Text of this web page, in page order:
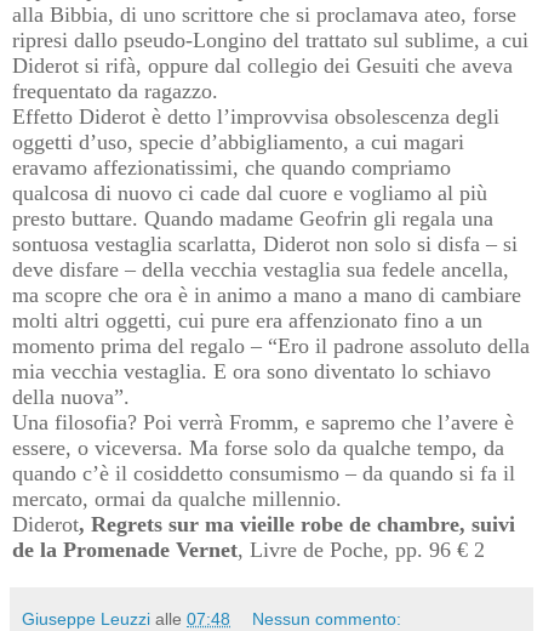
alla Bibbia, di uno scrittore che si proclamava ateo, forse
ripresi dallo pseudo-Longino del trattato sul sublime, a cui
Diderot si rifà, oppure dal collegio dei Gesuiti che aveva
frequentato da ragazzo.
Effetto Diderot è detto l’improvvisa obsolescenza degli
oggetti d’uso, specie d’abbigliamento, a cui magari
eravamo affezionatissimi, che quando compriamo
qualcosa di nuovo ci cade dal cuore e vogliamo al più
presto buttare. Quando madame Geofrin gli regala una
sontuosa vestaglia scarlatta, Diderot non solo si disfa – si
deve disfare – della vecchia vestaglia sua fedele ancella,
ma scopre che ora è in animo a mano a mano di cambiare
molti altri oggetti, cui pure era affenzionato fino a un
momento prima del regalo – “Ero il padrone assoluto della
mia vecchia vestaglia. E ora sono diventato lo schiavo
della nuova”.
Una filosofia? Poi verrà Fromm, e sapremo che l’avere è
essere, o viceversa. Ma forse solo da qualche tempo, da
quando c’è il cosiddetto consumismo – da quando si fa il
mercato, ormai da qualche millennio.
Diderot, Regrets sur ma vieille robe de chambre, suivi
de la Promenade Vernet, Livre de Poche, pp. 96 € 2
Giuseppe Leuzzi alle 07:48 Nessun commento: